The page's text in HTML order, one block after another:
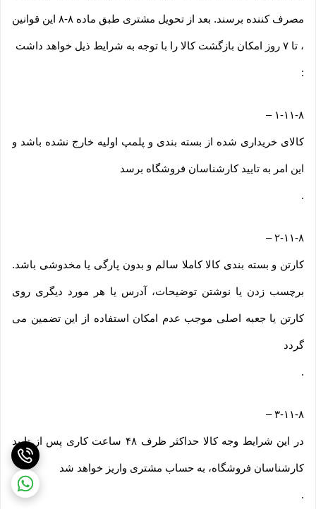
مصرف کننده برسند. بعد از تحویل مشتری طبق ماده ۸-۸ این قوانین
، تا ۷ روز امکان بازگشت کالا را با توجه به شرایط ذیل خواهد داشت
:
۱-۱۱-۸ –
کالای خریداری شده از بسته بندی و پلمپ اولیه خارج نشده باشد و
این امر به تایید کارشناسان فروشگاه برسد
.
۲-۱۱-۸–
کارتن و بسته بندی کالا کاملا سالم و بدون پارگی یا مخدوشی باشد.
برچسب زدن یا نوشتن توضیحات، آدرس یا هر مورد دیگری روی
کارتن یا جعبه اصلی موجب عدم امکان استفاده از این تضمین می
گردد
.
۳-۱۱-۸–
در این شرایط وجه کالا حداکثر ظرف ۴۸ ساعت کاری پس از تایید
کارشناسان فروشگاه، به حساب مشتری واریز خواهد شد
.